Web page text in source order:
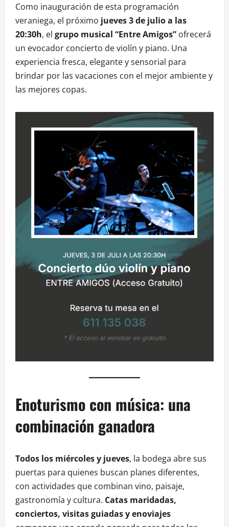
Como inauguración de esta programación
veraniega, el próximo jueves 3 de julio a las
20:30h, el grupo musical “Entre Amigos” ofrecerá
un evocador concierto de violín y piano. Una
experiencia fresca, elegante y sensorial para
brindar por las vacaciones con el mejor ambiente y
las mejores copas.
Enoturismo con música: una
combinación ganadora
Todos los miércoles y jueves, la bodega abre sus
puertas para quienes buscan planes diferentes,
con actividades que combinan vino, paisaje,
gastronomía y cultura. Catas maridadas,
conciertos, visitas guiadas y enoviajes